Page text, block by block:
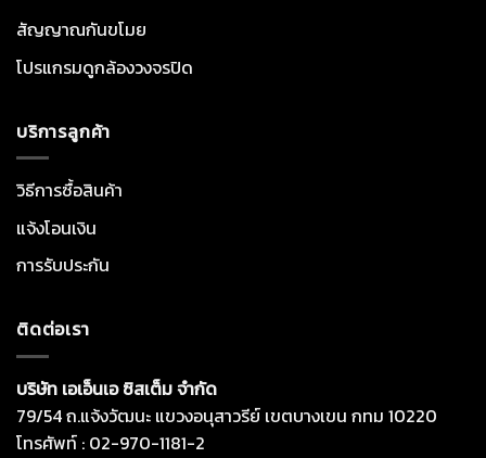
สัญญาณกันขโมย
โปรแกรมดูกล้องวงจรปิด
บริการลูกค้า
วิธีการซื้อสินค้า
แจ้งโอนเงิน
การรับประกัน
ติดต่อเรา
บริษัท เอเอ็นเอ ซิสเต็ม จำกัด
79/54 ถ.แจ้งวัฒนะ แขวงอนุสาวรีย์ เขตบางเขน กทม 10220
โทรศัพท์ : 02-970-1181-2